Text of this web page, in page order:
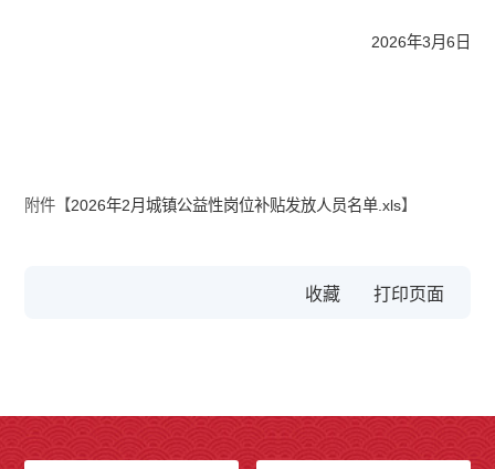
2026年3月6日
附件【2026年2月城镇公益性岗位补贴发放人员名单.xls】
收藏